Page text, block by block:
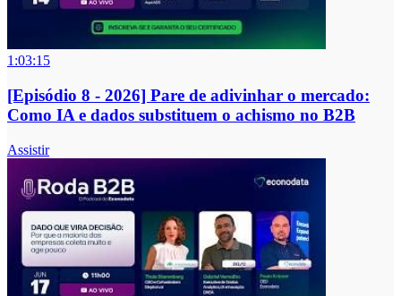
1:03:15
[Episódio 8 - 2026] Pare de adivinhar o mercado:
Como IA e dados substituem o achismo no B2B
Assistir